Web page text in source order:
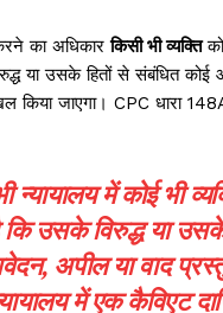
का अधिकारकिसी भी व्यक्ति
या उसके हितों से संबंधित कोई
किया जाएगा। CPC धारा
न्यायालय में कोई भी
कि उसके विरुद्ध या
अपील या वाद
में एककैविएट